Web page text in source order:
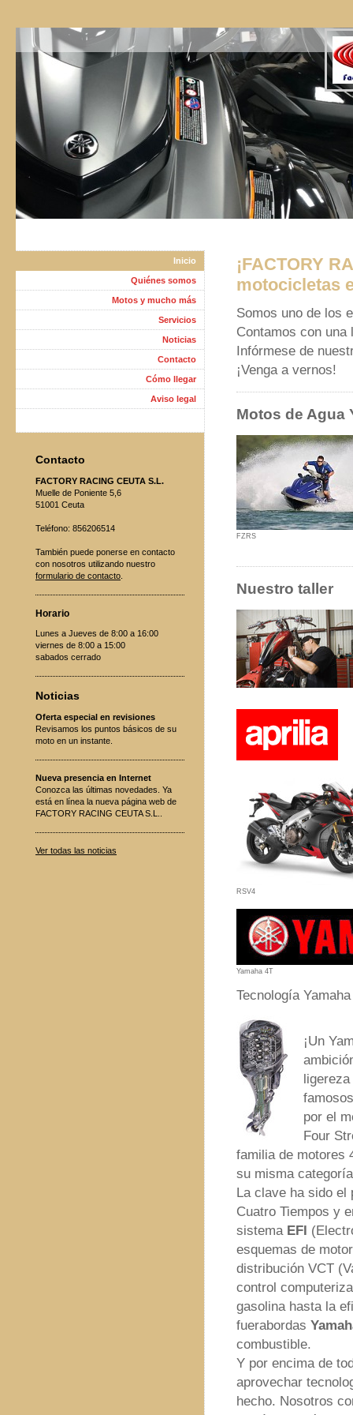
¡FACTORY
motocicletas
Somos uno de los
Contamos con
Infórmese de
¡Venga a vernos!
Motos de Agua
FZRS
Nuestro taller
RSV4
Yamaha 4T
Tecnología
¡Un
por el
Four
familia de motores
su misma
La clave ha sido el
Cuatro Tiempos y
sistema EFI
esquemas de
distribución VCT
control
gasolina hasta la
fuerabordas
combustible.
Y por encima de
aprovechar
hecho. Nosotros
Inicio
Quiénes somos
Motos y mucho más
Servicios
Noticias
Contacto
Cómo llegar
Aviso legal
Contacto
FACTORY RACING CEUTA S.L.
Muelle de Poniente 5,6
51001 Ceuta
Teléfono: 856206514
También puede ponerse en contacto
con nosotros utilizando nuestro
formulario de contacto
Horario
Lunes a Jueves de 8:00 a 16:00
viernes de 8:00 a 15:00
sabados cerrado
Noticias
Oferta especial en revisiones
Revisamos los puntos básicos de su
moto en un instante.
Nueva presencia en Internet
Conozca las últimas novedades. Ya
está en línea la nueva página web de
FACTORY RACING CEUTA S.L..
Ver todas las noticias